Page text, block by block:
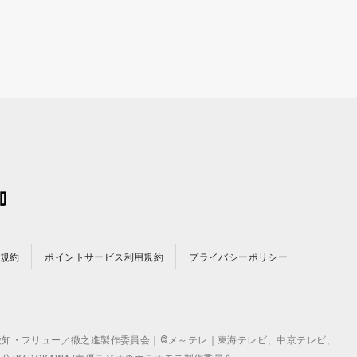
約 ポイントサービス利用規約 プライバシーポリシー
フリュー／徹之進製作委員会｜©メ～テレ｜東海テレビ、中京テレビ、